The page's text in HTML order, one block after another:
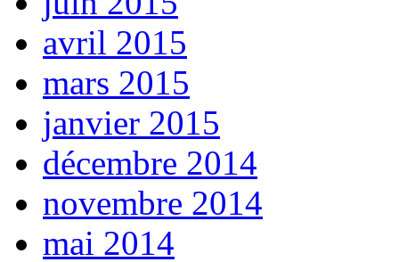
avril 2015
mars 2015
janvier 2015
décembre 2014
novembre 2014
mai 2014